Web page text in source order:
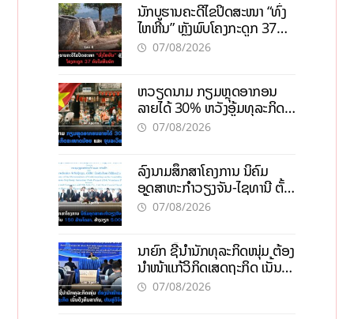
ນັກບູຮານຄະດີໄຂປິດສະໜາ “ທົ່ງ
ໄຫຫີນ” ຫຼັງພົບໂຄງກະດູກ 37
ຄົນໃນຫີນຍັກ
07/08/2026
ຫວຽດນາມ ກຽມຫຼຸດອາກອນ
ລາຍໄດ້ 30% ຫວັງອູ້ມທຸລະກິດ
ຂະໜາດນ້ອຍ ແລະ ຈຸນລະ
07/08/2026
ລົງນາມສຶກສາໂຄງການ ນິຄົມ
ອຸດສາຫະກຳວຽງຈັນ-ໄຊທານີ ຕັ້ງ
ເປົ້າດຶງທຶນ 150 ລ້ານໂດລາ, ສ້າງ
07/08/2026
ນາຍົກ ຊີ້ນຳນັກທຸລະກິດໜຸ່ມ ຕ້ອງ
ນຳໜ້າແກ້ວິກິດເສດຖະກິດ ເນັ້ນດຶງ
ທຶນສາກົນ, ຫັນສູ່ດິຈິຕອນ
07/08/2026